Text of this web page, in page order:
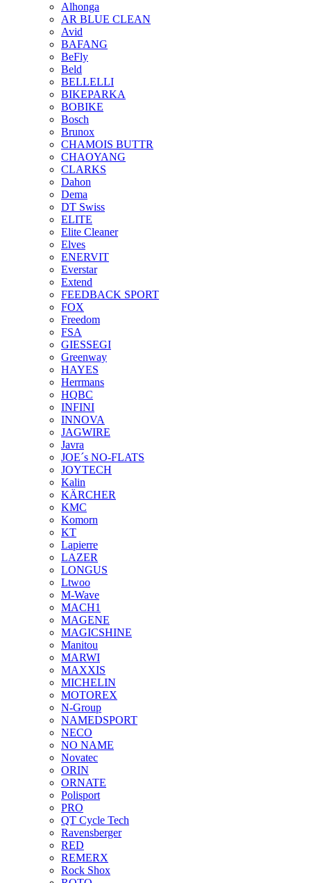
Alhonga
AR BLUE CLEAN
Avid
BAFANG
BeFly
Beld
BELLELLI
BIKEPARKA
BOBIKE
Bosch
Brunox
CHAMOIS BUTTR
CHAOYANG
CLARKS
Dahon
Dema
DT Swiss
ELITE
Elite Cleaner
Elves
ENERVIT
Everstar
Extend
FEEDBACK SPORT
FOX
Freedom
FSA
GIESSEGI
Greenway
HAYES
Herrmans
HQBC
INFINI
INNOVA
JAGWIRE
Javra
JOE´s NO-FLATS
JOYTECH
Kalin
KÄRCHER
KMC
Komorn
KT
Lapierre
LAZER
LONGUS
Ltwoo
M-Wave
MACH1
MAGENE
MAGICSHINE
Manitou
MARWI
MAXXIS
MICHELIN
MOTOREX
N-Group
NAMEDSPORT
NECO
NO NAME
Novatec
ORIN
ORNATE
Polisport
PRO
QT Cycle Tech
Ravensberger
RED
REMERX
Rock Shox